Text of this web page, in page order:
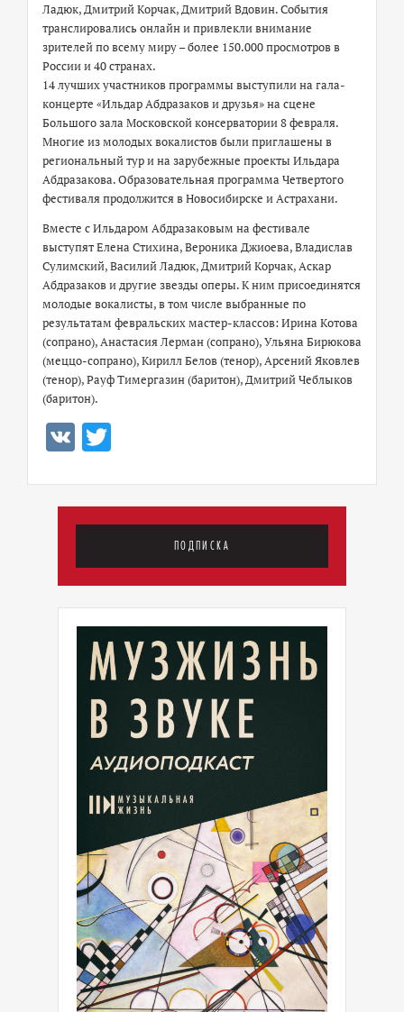
Ладюк, Дмитрий Корчак, Дмитрий Вдовин. События
транслировались онлайн и привлекли внимание
зрителей по всему миру – более 150.000 просмотров в
России и 40 странах.
14 лучших участников программы выступили на гала-
концерте «Ильдар Абдразаков и друзья» на сцене
Большого зала Московской консерватории 8 февраля.
Многие из молодых вокалистов были приглашены в
региональный тур и на зарубежные проекты Ильдара
Абдразакова. Образовательная программа Четвертого
фестиваля продолжится в Новосибирске и Астрахани.
Вместе с Ильдаром Абдразаковым на фестивале
выступят Елена Стихина, Вероника Джиоева, Владислав
Сулимский, Василий Ладюк, Дмитрий Корчак, Аскар
Абдразаков и другие звезды оперы. К ним присоединятся
молодые вокалисты, в том числе выбранные по
результатам февральских мастер-классов: Ирина Котова
(сопрано), Анастасия Лерман (сопрано), Ульяна Бирюкова
(меццо-сопрано), Кирилл Белов (тенор), Арсений Яковлев
(тенор), Рауф Тимергазин (баритон), Дмитрий Чеблыков
(баритон).
VK
ПОДПИСКА